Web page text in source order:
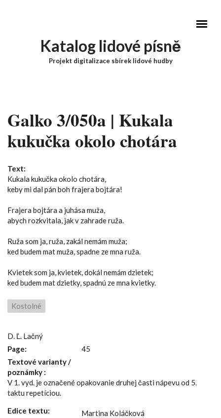
Katalog lidové písně
Projekt digitalizace sbírek lidové hudby
Galko 3/050a | Kukala
kukučka okolo chotára
Text:
Kukala kukučka okolo chotára,
keby mi dal pán boh frajera bojtára!
Frajera bojtára a juhása muža,
abych rozkvitala, jak v zahrade ruža.
Ruža som ja, ruža, zakál nemám muža;
ked budem mat muža, spadne ze mna ruža.
Kvietek som ja, kvietek, dokál nemám dzietek;
ked budem mat dzietky, spadnú ze mna kvietky.
Kostolné
D. Ľ. Lačný
Page:
45
Textové varianty /
poznámky :
V 1. vyd. je označené opakovanie druhej časti nápevu od 5.
taktu repetíciou.
Edice textu:
Martina Koláčková